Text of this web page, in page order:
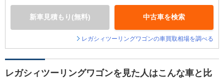
新車見積もり(無料) 中古車を検索
レガシィツーリングワゴンの車買取相場を調べる
レガシィツーリングワゴンを見た人はこんな車と比